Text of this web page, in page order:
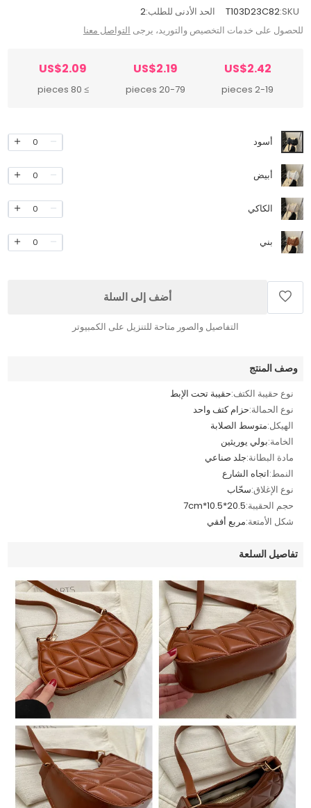
SKU:
T103D23C82 الحد الأدنى للطلب:2
للحصول على خدمات التخصيص والتوريد، يرجى التواصل معنا
US$2.42
2-19 pieces
US$2.19
20-79 pieces
US$2.09
≥ 80 pieces
أسود 0
أبيض 0
الكاكي 0
بني 0
أضف إلى السلة
التفاصيل والصور متاحة للتنزيل على الكمبيوتر
وصف المنتج
نوع حقيبة الكتف:حقيبة تحت الإبط
نوع الحمالة:حزام كتف واحد
الهيكل:متوسط الصلابة
الخامة:بولي يوريثين
مادة البطانة:جلد صناعي
النمط:اتجاه الشارع
نوع الإغلاق:سحّاب
حجم الحقيبة:20.5*10.5*7cm
شكل الأمتعة:مربع أفقي
تفاصيل السلعة